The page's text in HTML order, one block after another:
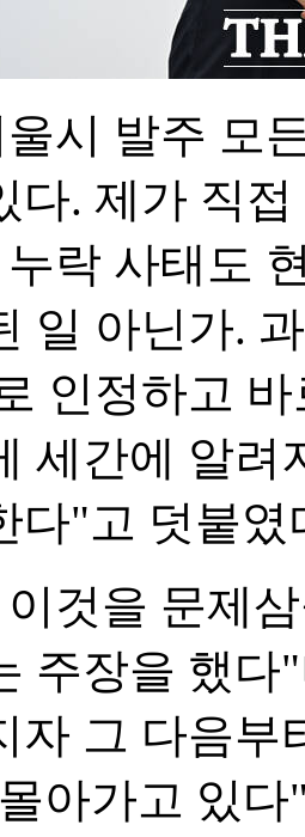
시 발주 모
다. 제가 직
락 사태도
일 아닌가.
인정하고
세간에 알려
다"고 덧붙였
것을 문제
주장을 했
자 그 다음부
아가고 있